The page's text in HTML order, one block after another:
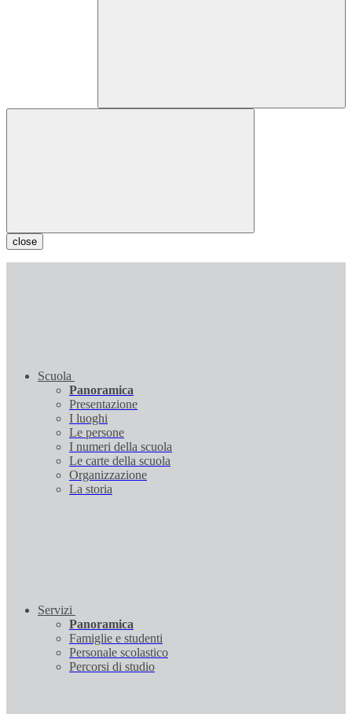
close
Scuola
Panoramica
Presentazione
I luoghi
Le persone
I numeri della scuola
Le carte della scuola
Organizzazione
La storia
Servizi
Panoramica
Famiglie e studenti
Personale scolastico
Percorsi di studio